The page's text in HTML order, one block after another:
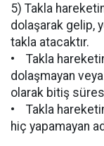
5) Takla
dolaşarak gelip,
takla atacaktır.
• Takla
dolaşmayan veya
olarak bitiş
• Takla
hiç yapamayan